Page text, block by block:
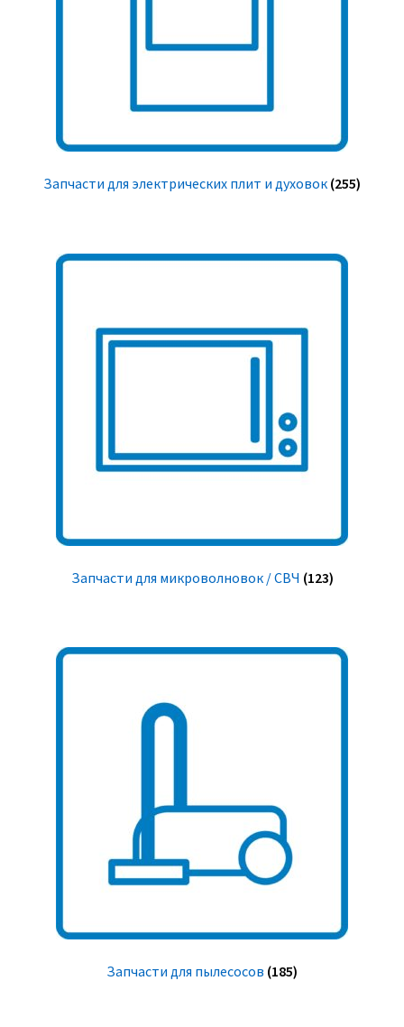
Запчасти для электрических плит и духовок (255)
Запчасти для микроволновок / СВЧ (123)
Запчасти для пылесосов (185)